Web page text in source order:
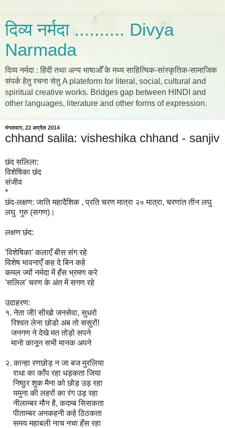
दिव्य नर्मदा .......... Divya
Narmada
दिव्य नर्मदा : हिंदी तथा अन्य भाषाओँ के मध्य साहित्यिक-सांस्कृतिक-सामाजिक
संपर्क हेतु रचना सेतु A plateform for literal, social, cultural and
spiritual creative works. Bridges gap between HINDI and
other languages, literature and other forms of expression.
मंगलवार, 22 अप्रैल 2014
chhand salila: visheshika chhand - sanjiv
छंद सलिला:
विशेषिका छंद
संजीव
*
छंद-लक्षण: जाति महादैशिक , प्रति चरण मात्रा २० मात्रा, चरणांत तीन लघु
लघु गुरु (सगण)।
लक्षण छंद:
'विशेषिका' कलाएँ बीस संग रहे
विशेष भावनाएँ कह दे बिन कहे
कमल ज्यों नर्मदा में हँस भ्रमण करे
'सलिल' चरण के अंत में सगण रहे
उदाहरण:
१. नेता जी! सीखो जनसेवा, सुधरो
रिश्वत लेना छोडो अब तो ससुरों!
जनगण ने देखे मत तोड़ो सपने
मानो कानून सभी मानक अपने
२. कान्हा रणछोड़ न जा बज मुरलिया
राधा का काँप रहा धड़कता जिया
निष्ठुर शुक मैना को छोड़ उड़ रहा
यमुना की लहरों का रंग उड़ रहा
नीलाम्बर मौन है, कदम्ब सिसकता
पीताम्बर अनकहनी कहे ठिठकता
समय महाबली नाच नचा हँस रहा